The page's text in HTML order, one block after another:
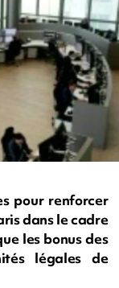
pour renforcer
dans le cadre
les bonus des
légales de